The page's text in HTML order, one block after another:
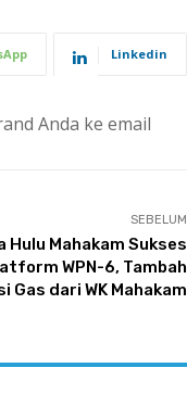
Linkedin
Anda ke email
SEBELUM
Hulu Mahakam Sukses
WPN-6, Tambah
Gas dari WK Mahakam